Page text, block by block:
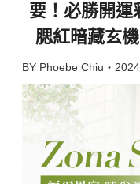
要！必勝開運
腮紅暗藏玄
BY Phoebe Chiu・